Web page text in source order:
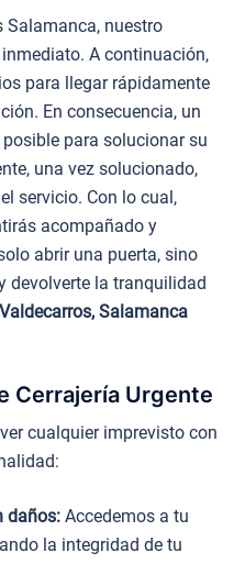
Salamanca, nuestro
A continuación,
para llegar rápidamente
En consecuencia, un
para solucionar su
una vez solucionado,
servicio. Con lo cual,
acompañado y
abrir una puerta, sino
devolverte la tranquilidad
Salamanca
Cerrajería Urgente
cualquier imprevisto con
daños: Accedemos a tu
la integridad de tu